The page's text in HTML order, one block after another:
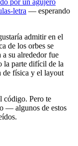
por un agujero
letra — esperando
admitir en el
de los orbes se
a su alrededor fue
la parte difícil de la
de física y el layout
código. Pero te
— algunos de estos